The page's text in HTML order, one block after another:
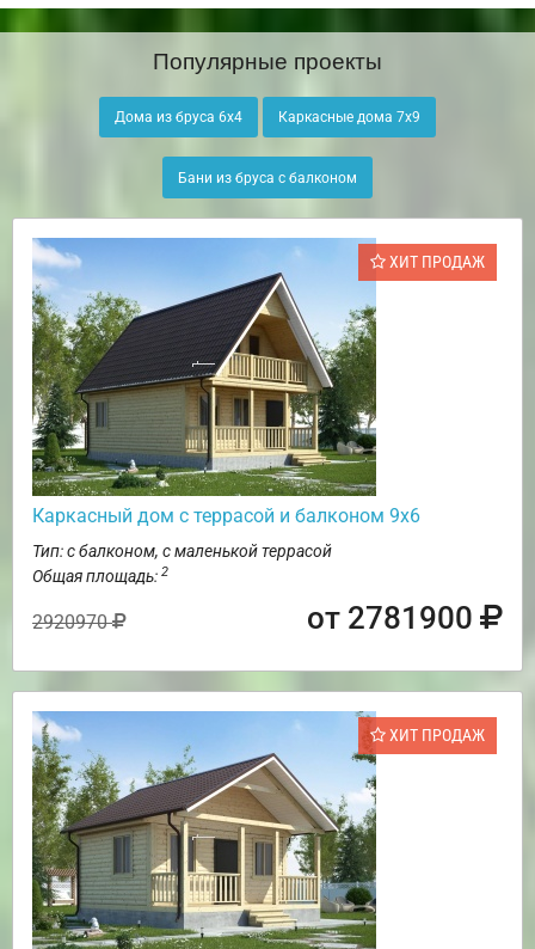
Популярные проекты
Дома из бруса 6х4 Каркасные дома 7х9
Бани из бруса с балконом
ХИТ ПРОДАЖ
Каркасный дом с террасой и балконом 9х6
Тип: с балконом, с маленькой террасой
Общая площадь: 2
2920970 от 2781900
ХИТ ПРОДАЖ